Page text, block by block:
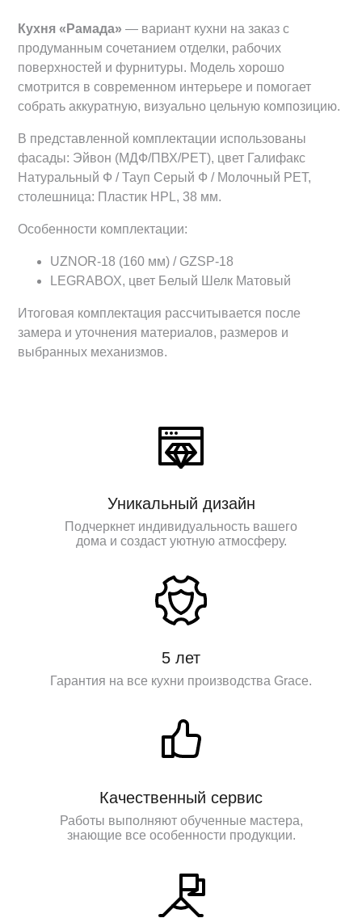
Кухня «Рамада» — вариант кухни на заказ с
продуманным сочетанием отделки, рабочих
поверхностей и фурнитуры. Модель хорошо
смотрится в современном интерьере и помогает
собрать аккуратную, визуально цельную композицию.
В представленной комплектации использованы
фасады: Эйвон (МДФ/ПВХ/PET), цвет Галифакс
Натуральный Ф / Тауп Серый Ф / Молочный PET,
столешница: Пластик HPL, 38 мм.
Особенности комплектации:
UZNOR-18 (160 мм) / GZSP-18
LEGRABOX, цвет Белый Шелк Матовый
Итоговая комплектация рассчитывается после
замера и уточнения материалов, размеров и
выбранных механизмов.
Уникальный дизайн
Подчеркнет индивидуальность вашего
дома и создаст уютную атмосферу.
5 лет
Гарантия на все кухни производства Grace.
Качественный сервис
Работы выполняют обученные мастера,
знающие все особенности продукции.